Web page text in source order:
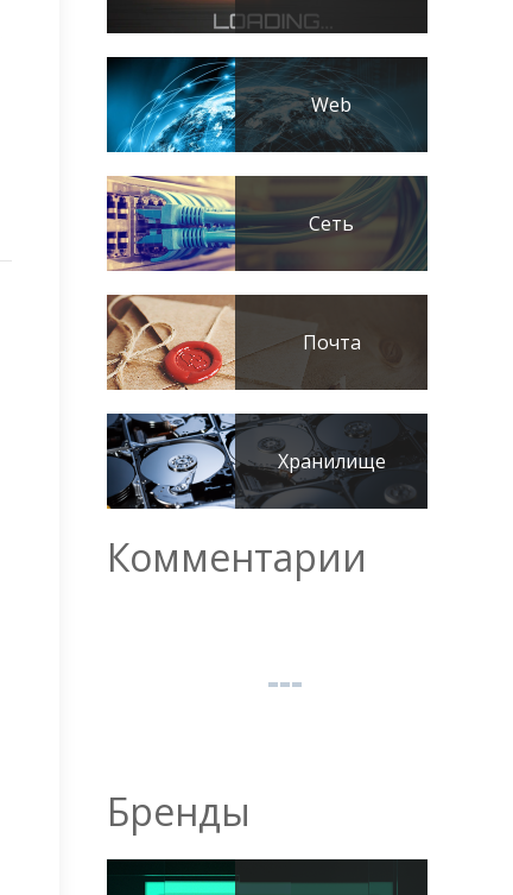
Web
Сеть
Почта
Хранилище
Комментарии
Бренды